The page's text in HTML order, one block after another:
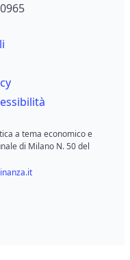
a tema economico e
di Milano N. 50 del